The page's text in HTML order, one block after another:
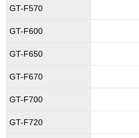
GT-F570
GT-F600
GT-F650
GT-F670
GT-F700
GT-F720